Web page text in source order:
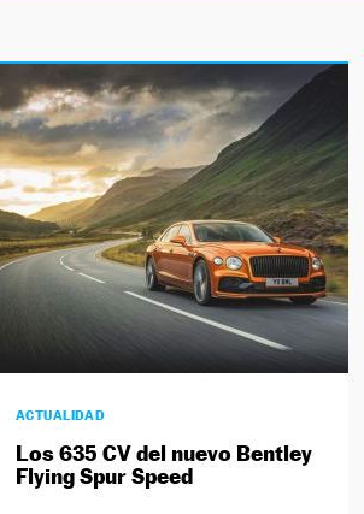
ACTUALIDAD
Los 635 CV del nuevo Bentley
Flying Spur Speed